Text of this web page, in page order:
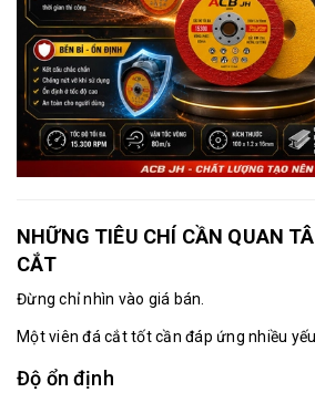
NHỮNG TIÊU CHÍ CẦN QUAN
CẮT
Đừng chỉ nhìn vào giá bán.
Một viên đá cắt tốt cần đáp ứng nhiều
Độ ổn định